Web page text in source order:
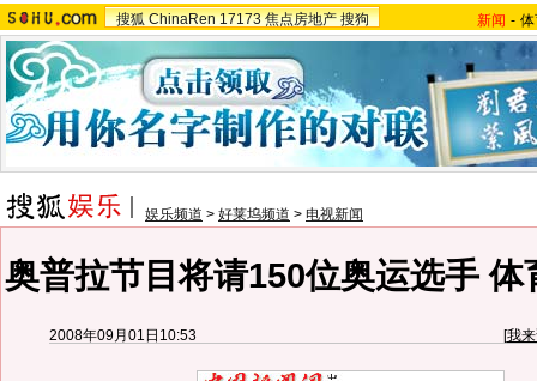
搜狐 ChinaRen 17173 焦点房地产 搜狗 新闻 -
娱乐频道 > 好莱坞频道 > 电视新闻
奥普拉节目将请150位奥运选手 体
2008年09月01日10:53 [我